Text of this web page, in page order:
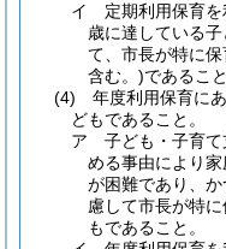
イ
定期利用保育
歳に達している子
て、市長が特に
含む。)であること
(4)
年度利用保育に
どもであること。
ア
子ども・子育
める事由により
が困難であり、
慮して市長が特
もであること。